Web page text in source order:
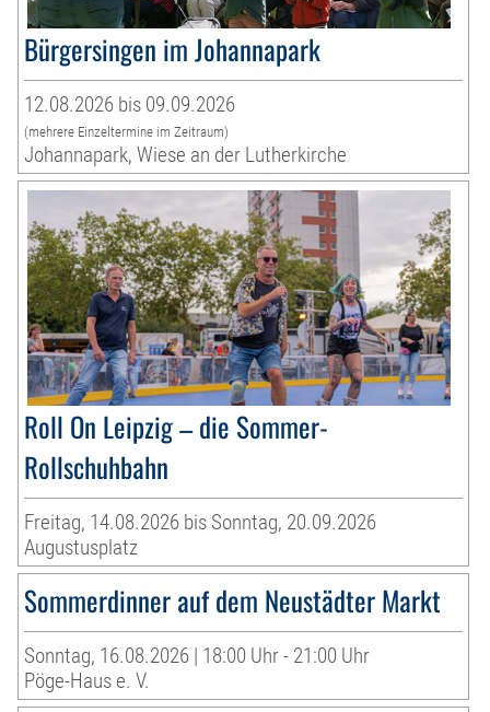
Bürgersingen im Johannapark
12.08.2026 bis 09.09.2026
(mehrere Einzeltermine im Zeitraum)
Johannapark, Wiese an der Lutherkirche
Roll On Leipzig – die Sommer-
Rollschuhbahn
Freitag, 14.08.2026 bis Sonntag, 20.09.2026
Augustusplatz
Sommerdinner auf dem Neustädter Markt
Sonntag, 16.08.2026 | 18:00 Uhr - 21:00 Uhr
Pöge-Haus e. V.